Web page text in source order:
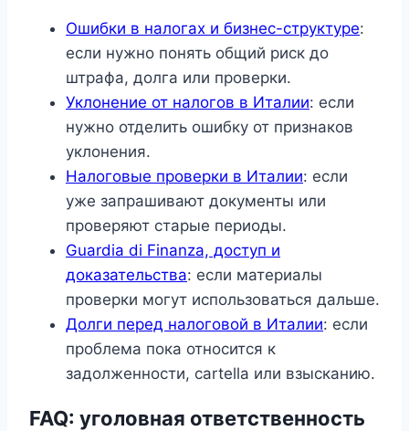
Ошибки в налогах и бизнес-структуре:
если нужно понять общий риск до
штрафа, долга или проверки.
Уклонение от налогов в Италии: если
нужно отделить ошибку от признаков
уклонения.
Налоговые проверки в Италии: если
уже запрашивают документы или
проверяют старые периоды.
Guardia di Finanza, доступ и
доказательства: если материалы
проверки могут использоваться дальше.
Долги перед налоговой в Италии: если
проблема пока относится к
задолженности, cartella или взысканию.
FAQ: уголовная ответственность